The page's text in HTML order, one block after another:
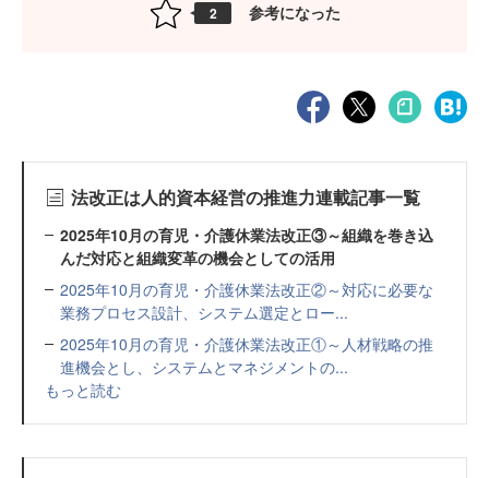
2 参考になった
法改正は人的資本経営の推進力連載記事一覧
2025年10月の育児・介護休業法改正③～組織を巻き込
んだ対応と組織変革の機会としての活用
2025年10月の育児・介護休業法改正②～対応に必要な
業務プロセス設計、システム選定とロー...
2025年10月の育児・介護休業法改正①～人材戦略の推
進機会とし、システムとマネジメントの...
もっと読む